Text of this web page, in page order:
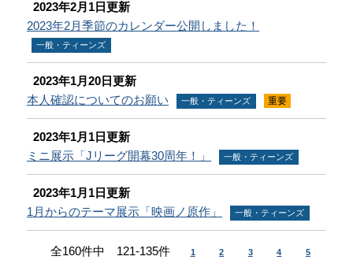
2023年2月1日更新
2023年2月季節のカレンダー公開しました！
一般・ティーンズ
2023年1月20日更新
本人確認についてのお願い
一般・ティーンズ 重要
2023年1月1日更新
ミニ展示「Jリーグ開幕30周年！」
一般・ティーンズ
2023年1月1日更新
1月からのテーマ展示「映画ノ原作」
一般・ティーンズ
全160件中 121-135件 1 2 3 4 5